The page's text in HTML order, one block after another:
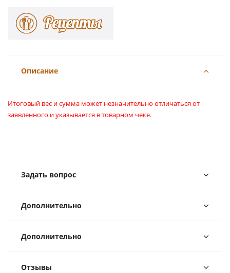
Описание
Итоговый вес и сумма может незначительно отличаться от
заявленного и указывается в товарном чеке.
Задать вопрос
Дополнительно
Дополнительно
Отзывы